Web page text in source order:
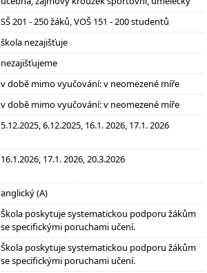
SŠ 201 - 250 žáků, VOŠ 151 - 200 studentů
škola nezajišťuje
nezajišťujeme
v době mimo vyučování: v neomezené míře
v době mimo vyučování: v neomezené míře
5.12.2025, 6.12.2025, 16.1. 2026, 17.1. 2026
16.1.2026, 17.1. 2026, 20.3.2026
anglický (A)
Škola poskytuje systematickou podporu žákům
se specifickými poruchami učení.
Škola poskytuje systematickou podporu žákům
se specifickými poruchami učení.